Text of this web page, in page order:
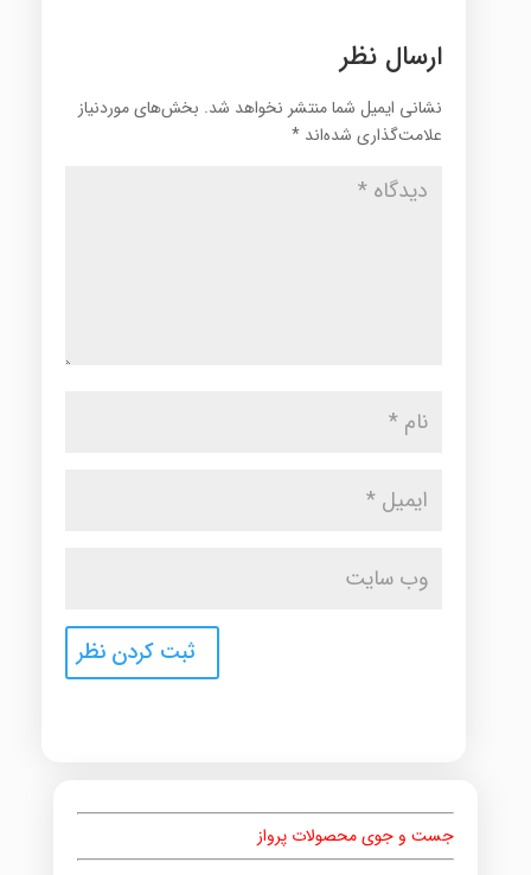
ارسال نظر
نشانی ایمیل شما منتشر نخواهد شد. بخش‌های موردنیاز
علامت‌گذاری شده‌اند *
جست و جوی محصولات پرواز